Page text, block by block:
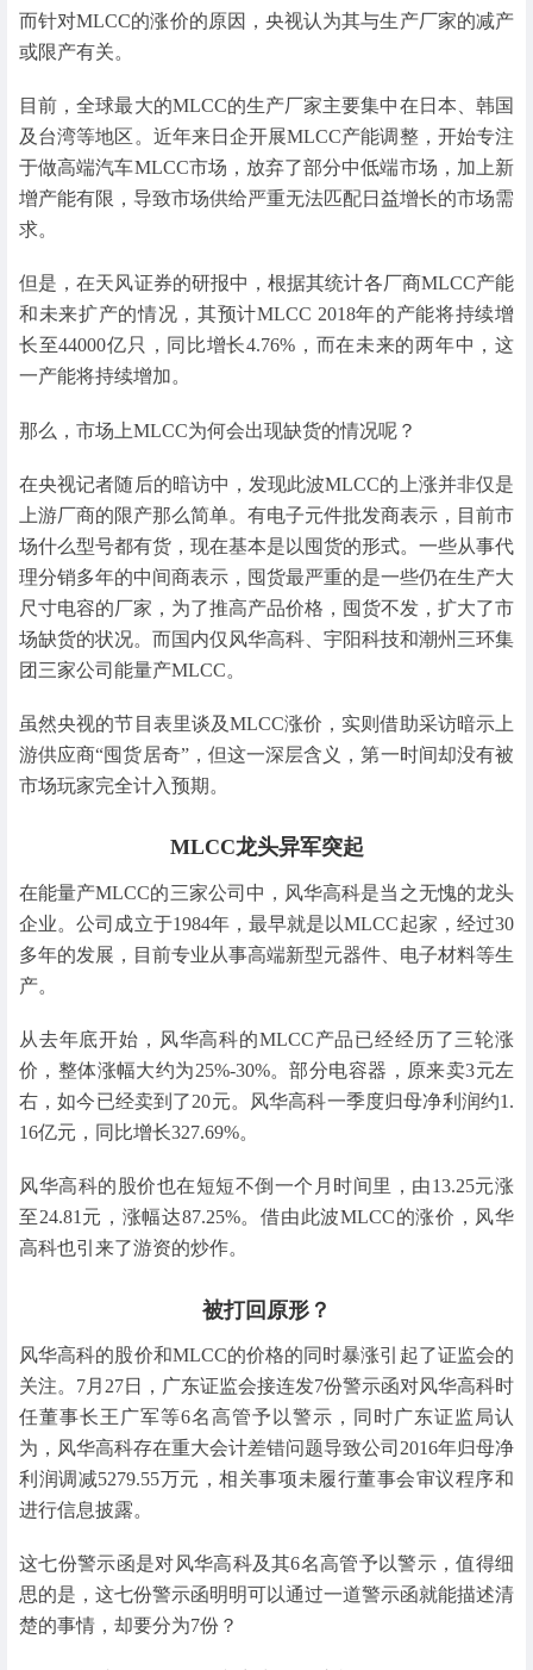
而针对MLCC的涨价的原因，央视认为其与生产厂家的减产
或限产有关。
目前，全球最大的MLCC的生产厂家主要集中在日本、韩国
及台湾等地区。近年来日企开展MLCC产能调整，开始专注
于做高端汽车MLCC市场，放弃了部分中低端市场，加上新
增产能有限，导致市场供给严重无法匹配日益增长的市场需
求。
但是，在天风证券的研报中，根据其统计各厂商MLCC产能
和未来扩产的情况，其预计MLCC 2018年的产能将持续增
长至44000亿只，同比增长4.76%，而在未来的两年中，这
一产能将持续增加。
那么，市场上MLCC为何会出现缺货的情况呢？
在央视记者随后的暗访中，发现此波MLCC的上涨并非仅是
上游厂商的限产那么简单。有电子元件批发商表示，目前市
场什么型号都有货，现在基本是以囤货的形式。一些从事代
理分销多年的中间商表示，囤货最严重的是一些仍在生产大
尺寸电容的厂家，为了推高产品价格，囤货不发，扩大了市
场缺货的状况。而国内仅风华高科、宇阳科技和潮州三环集
团三家公司能量产MLCC。
虽然央视的节目表里谈及MLCC涨价，实则借助采访暗示上
游供应商“囤货居奇”，但这一深层含义，第一时间却没有被
市场玩家完全计入预期。
MLCC龙头异军突起
在能量产MLCC的三家公司中，风华高科是当之无愧的龙头
企业。公司成立于1984年，最早就是以MLCC起家，经过30
多年的发展，目前专业从事高端新型元器件、电子材料等生
产。
从去年底开始，风华高科的MLCC产品已经经历了三轮涨
价，整体涨幅大约为25%-30%。部分电容器，原来卖3元左
右，如今已经卖到了20元。风华高科一季度归母净利润约1.
16亿元，同比增长327.69%。
风华高科的股价也在短短不倒一个月时间里，由13.25元涨
至24.81元，涨幅达87.25%。借由此波MLCC的涨价，风华
高科也引来了游资的炒作。
被打回原形？
风华高科的股价和MLCC的价格的同时暴涨引起了证监会的
关注。7月27日，广东证监会接连发7份警示函对风华高科时
任董事长王广军等6名高管予以警示，同时广东证监局认
为，风华高科存在重大会计差错问题导致公司2016年归母净
利润调减5279.55万元，相关事项未履行董事会审议程序和
进行信息披露。
这七份警示函是对风华高科及其6名高管予以警示，值得细
思的是，这七份警示函明明可以通过一道警示函就能描述清
楚的事情，却要分为7份？